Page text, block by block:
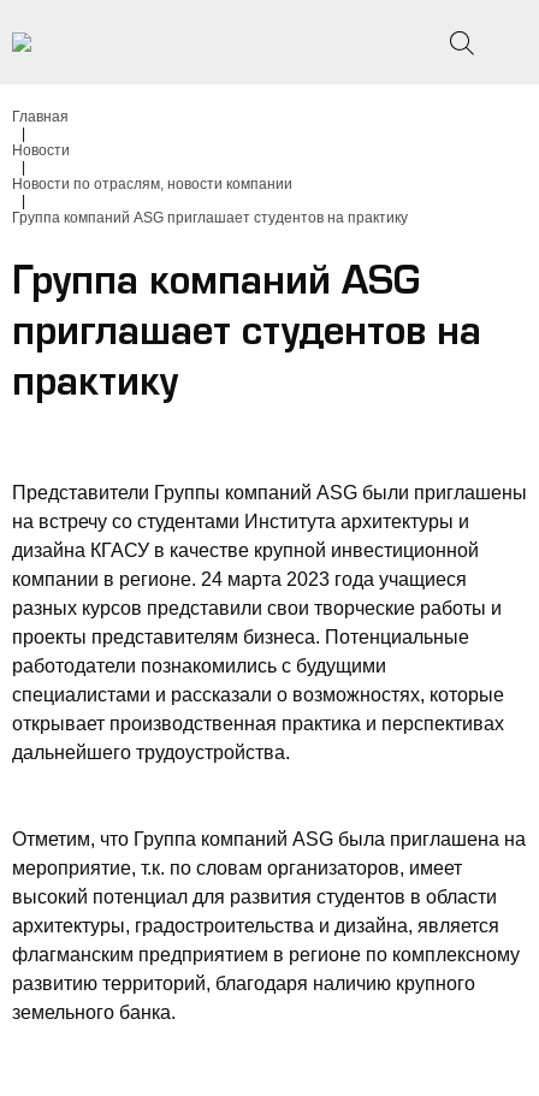
Главная
Новости
Новости по отраслям, новости компании
Группа компаний ASG приглашает студентов на практику
Группа компаний ASG
приглашает студентов на
практику
Представители Группы компаний ASG были приглашены
на встречу со студентами Института архитектуры и
дизайна КГАСУ в качестве крупной инвестиционной
компании в регионе. 24 марта 2023 года учащиеся
разных курсов представили свои творческие работы и
проекты представителям бизнеса. Потенциальные
работодатели познакомились с будущими
специалистами и рассказали о возможностях, которые
открывает производственная практика и перспективах
дальнейшего трудоустройства.
Отметим, что Группа компаний ASG была приглашена на
мероприятие, т.к. по словам организаторов, имеет
высокий потенциал для развития студентов в области
архитектуры, градостроительства и дизайна, является
флагманским предприятием в регионе по комплексному
развитию территорий, благодаря наличию крупного
земельного банка.